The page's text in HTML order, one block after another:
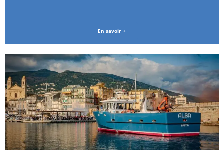
En savoir +